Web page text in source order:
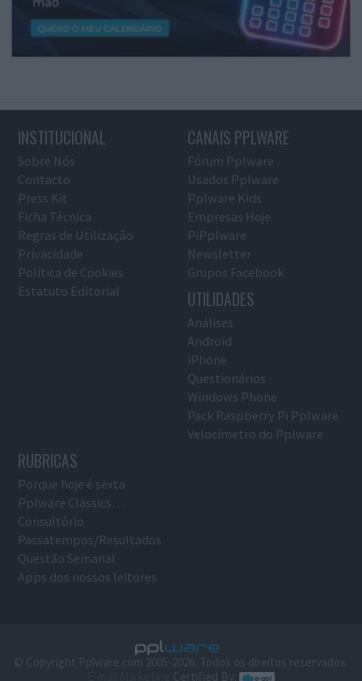
INSTITUCIONAL
Sobre Nós
Contacto
Press Kit
Ficha Técnica
Regras de Utilização
Privacidade
Política de Cookies
Estatuto Editorial
CANAIS PPLWARE
Fórum Pplware
Usados Pplware
Pplware Kids
Empresas Hoje
PiPplware
Newsletter
Grupos Facebook
UTILIDADES
Análises
Android
iPhone
Questionários
Windows Phone
Pack Raspberry Pi Pplware
Velocímetro do Pplware
RUBRICAS
Porque hoje é sexta
Pplware Classics…
Consultório
Passatempos/Resultados
Questão Semanal
Apps dos nossos leitores
© Copyright Pplware.com 2005-2026. Todos os direitos reservados.
Certified By: